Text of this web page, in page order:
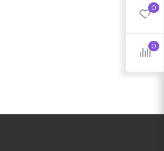
0
0